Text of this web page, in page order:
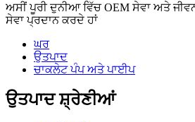
ਅਸੀਂ ਪੂਰੀ ਦੁਨੀਆ ਵਿੱਚ OEM ਸੇਵਾ ਅਤੇ
ਸੇਵਾ ਪ੍ਰਦਾਨ ਕਰਦੇ ਹਾਂ
ਘਰ
ਉਤਪਾਦ
ਚਾਕਲੇਟ ਪੰਪ ਅਤੇ ਪਾਈਪ
ਉਤਪਾਦ ਸ਼੍ਰੇਣੀਆਂ